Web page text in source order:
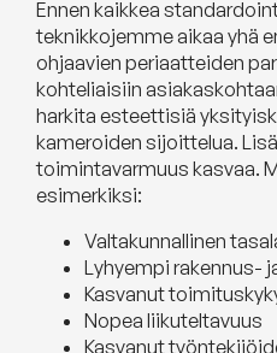
Ennen kaikkea
teknikkojemme aikaa yhä
ohjaavien periaatteiden
kohteliaisiin
harkita esteettisiä
kameroiden sijoittelua.
toimintavarmuus kasvaa.
esimerkiksi:
Valtakunnallinen
Lyhyempi rakennus-
Kasvanut
Nopea liikuteltavuus
Kasvanut